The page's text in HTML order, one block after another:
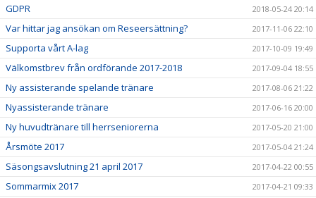
GDPR 2018-05-24 20:14
Var hittar jag ansökan om Reseersättning? 2017-11-06 22:10
Supporta vårt A-lag 2017-10-09 19:49
Välkomstbrev från ordförande 2017-2018 2017-09-04 18:55
Ny assisterande spelande tränare 2017-08-06 21:22
Nyassisterande tränare 2017-06-16 20:00
Ny huvudtränare till herrseniorerna 2017-05-20 21:00
Årsmöte 2017 2017-05-04 21:24
Säsongsavslutning 21 april 2017 2017-04-22 00:55
Sommarmix 2017 2017-04-21 09:33